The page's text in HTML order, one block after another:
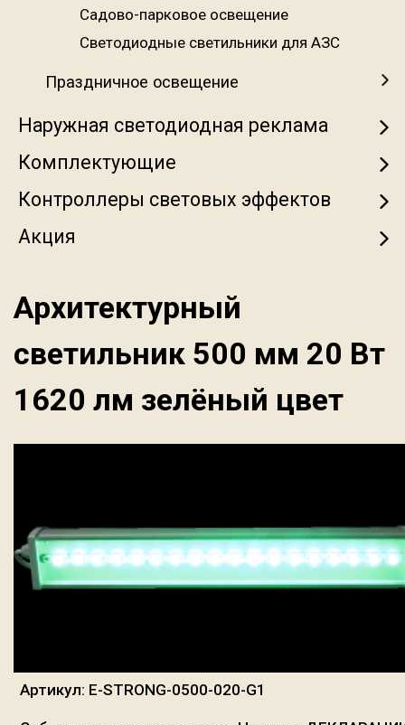
Садово-парковое освещение
Светодиодные светильники для АЗС
Праздничное освещение
Наружная светодиодная реклама
Комплектующие
Контроллеры световых эффектов
Акция
Архитектурный
светильник 500 мм 20 Вт
1620 лм зелёный цвет
Артикул: E-STRONG-0500-020-G1